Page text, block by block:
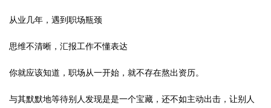
从业几年，遇到职场瓶颈
思维不清晰，汇报工作不懂表达
你就应该知道，职场从一开始，就不存在熬出资历。
与其默默地等待别人发现是是一个宝藏，还不如主动出击，让别人